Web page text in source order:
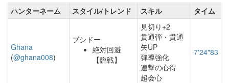
ハンターネーム スタイル/トレンド スキル タイム
Ghana
(@ghana008)
ブシドー
絶対回避
【臨戦】
見切り+2
貫通弾・貫通
矢UP
弾導強化
連撃の心得
超会心
7'24"83